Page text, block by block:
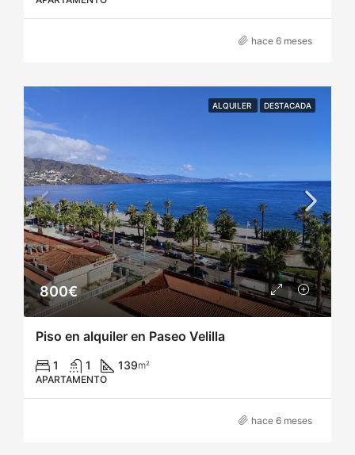
hace 6 meses
ALQUILER DESTACADA
800€
Piso en alquiler en Paseo Velilla
1 1 139m²
APARTAMENTO
hace 6 meses